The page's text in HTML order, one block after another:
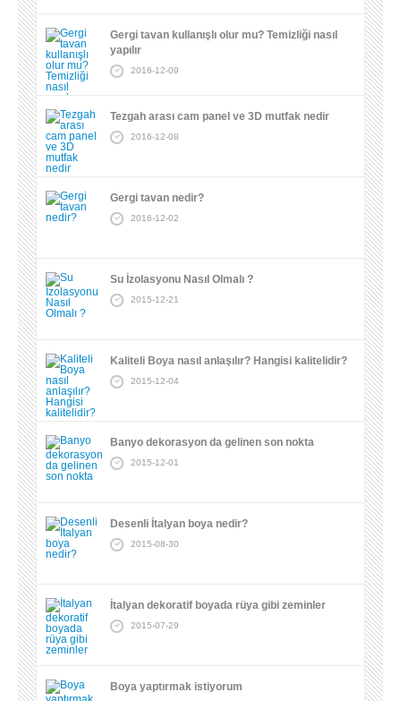
Gergi tavan kullanışlı olur mu? Temizliği nasıl
yapılır
2016-12-09
Tezgah arası cam panel ve 3D mutfak nedir
2016-12-08
Gergi tavan nedir?
2016-12-02
Su İzolasyonu Nasıl Olmalı ?
2015-12-21
Kaliteli Boya nasıl anlaşılır? Hangisi kalitelidir?
2015-12-04
Banyo dekorasyon da gelinen son nokta
2015-12-01
Desenli İtalyan boya nedir?
2015-08-30
İtalyan dekoratif boyada rüya gibi zeminler
2015-07-29
Boya yaptırmak istiyorum